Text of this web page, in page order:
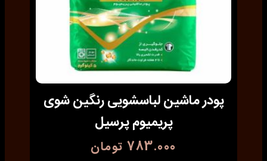
پودر ماشین لباسشویی رنگین شوی
پریمیوم پرسیل
783.000 تومان